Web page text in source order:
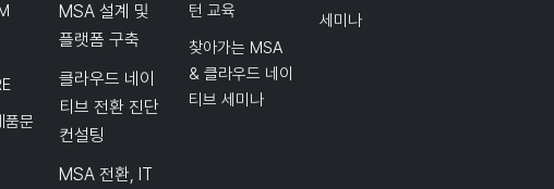
품문
MSA 설계 및
플랫폼 구축
클라우드 네이
티브 전환 진단
컨설팅
MSA 전환, IT
턴 교육
찾아가는 MSA
& 클라우드 네이
티브 세미나
세미나